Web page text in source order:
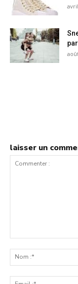
laisser un